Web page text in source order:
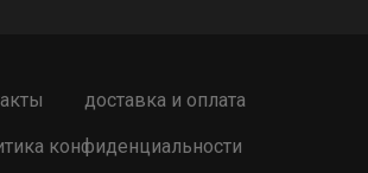
доставка и оплата
конфиденциальности